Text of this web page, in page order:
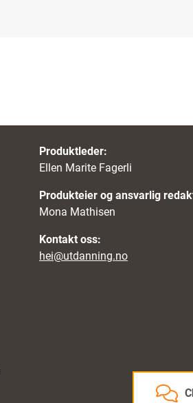
Produktleder:
Ellen Marite Fagerli
Produkteier og ansvarlig
Mona Mathisen
Kontakt oss:
hei@utdanning.no